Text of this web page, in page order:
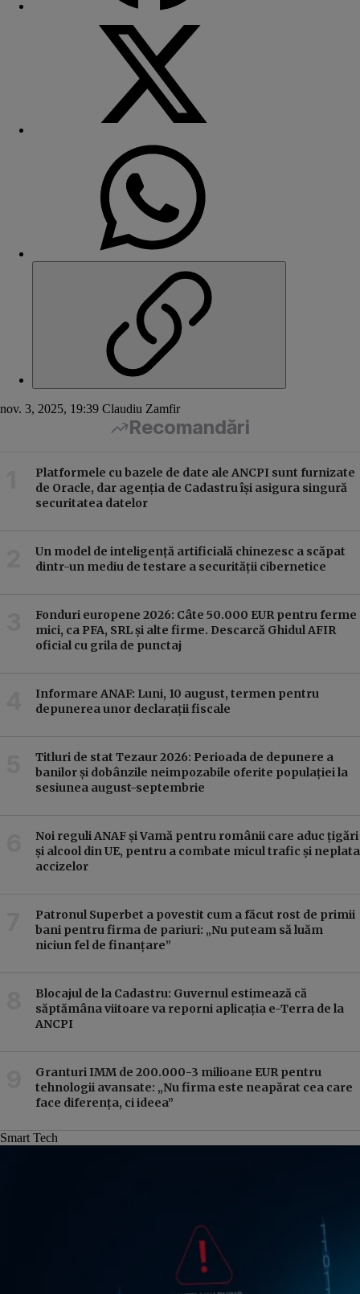
nov. 3, 2025, 19:39 Claudiu Zamfir
Recomandări
Platformele cu bazele de date ale ANCPI sunt furnizate
de Oracle, dar agenția de Cadastru își asigura singură
securitatea datelor
Un model de inteligență artificială chinezesc a scăpat
dintr-un mediu de testare a securității cibernetice
Fonduri europene 2026: Câte 50.000 EUR pentru ferme
mici, ca PFA, SRL și alte firme. Descarcă Ghidul AFIR
oficial cu grila de punctaj
Informare ANAF: Luni, 10 august, termen pentru
depunerea unor declarații fiscale
Titluri de stat Tezaur 2026: Perioada de depunere a
banilor și dobânzile neimpozabile oferite populației la
sesiunea august-septembrie
Noi reguli ANAF și Vamă pentru românii care aduc țigări
și alcool din UE, pentru a combate micul trafic și neplata
accizelor
Patronul Superbet a povestit cum a făcut rost de primii
bani pentru firma de pariuri: „Nu puteam să luăm
niciun fel de finanțare”
Blocajul de la Cadastru: Guvernul estimează că
săptămâna viitoare va reporni aplicația e-Terra de la
ANCPI
Granturi IMM de 200.000-3 milioane EUR pentru
tehnologii avansate: „Nu firma este neapărat cea care
face diferența, ci ideea”
Smart Tech